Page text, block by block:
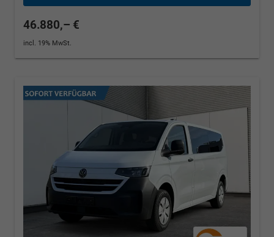
46.880,– €
incl. 19% MwSt.